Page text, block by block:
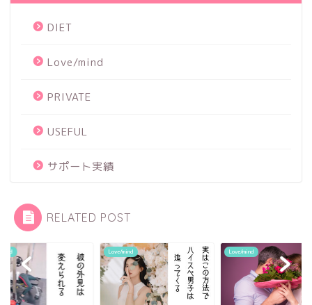
DIET
Love/mind
PRIVATE
USEFUL
サポート実績
RELATED POST
Love/mind Love/mind